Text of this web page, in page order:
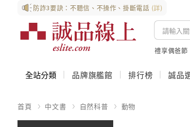
防詐3要訣：不聽信、不操作、掛斷電話 (詳)
禮享偶爸節
全站分類 品牌旗艦館 排行榜 誠品
首頁 中文書 自然科普 動物